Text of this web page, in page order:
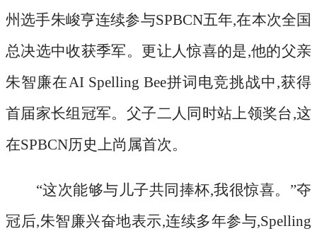
州选手朱峻亨连续参与SPBCN五年,在本次全国
总决选中收获季军。更让人惊喜的是,他的父亲
朱智廉在AI Spelling Bee拼词电竞挑战中,获得
首届家长组冠军。父子二人同时站上领奖台,这
在SPBCN历史上尚属首次。
“这次能够与儿子共同捧杯,我很惊喜。”夺
冠后,朱智廉兴奋地表示,连续多年参与,Spelling